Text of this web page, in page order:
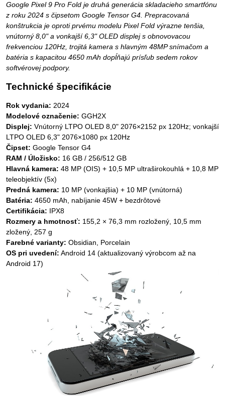
Google Pixel 9 Pro Fold je druhá generácia skladacieho smartfónu
z roku 2024 s čipsetom Google Tensor G4. Prepracovaná
konštrukcia je oproti prvému modelu Pixel Fold výrazne tenšia,
vnútorný 8,0" a vonkajší 6,3" OLED displej s obnovovacou
frekvenciou 120Hz, trojitá kamera s hlavným 48MP snímačom a
batéria s kapacitou 4650 mAh dopĺňajú prísľub sedem rokov
softvérovej podpory.
Technické špecifikácie
Rok vydania: 2024
Modelové označenie: GGH2X
Displej: Vnútorný LTPO OLED 8,0" 2076×2152 px 120Hz; vonkajší
LTPO OLED 6,3" 2076×1080 px 120Hz
Čipset: Google Tensor G4
RAM / Úložisko: 16 GB / 256/512 GB
Hlavná kamera: 48 MP (OIS) + 10,5 MP ultraširokouhlá + 10,8 MP
teleobjektív (5x)
Predná kamera: 10 MP (vonkajšia) + 10 MP (vnútorná)
Batéria: 4650 mAh, nabíjanie 45W + bezdrôtové
Certifikácia: IPX8
Rozmery a hmotnosť: 155,2 × 76,3 mm rozložený, 10,5 mm
zložený, 257 g
Farebné varianty: Obsidian, Porcelain
OS pri uvedení: Android 14 (aktualizovaný výrobcom až na
Android 17)